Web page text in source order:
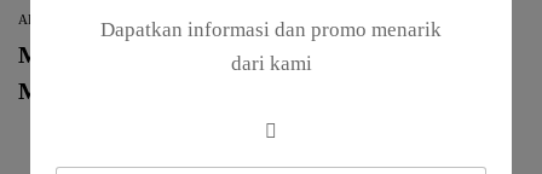
ARTIKEL
Manfaat
Menggunakan AC
Inverter
Panduan Memilih
Dapatkan informasi dan promo menarik
dari kami